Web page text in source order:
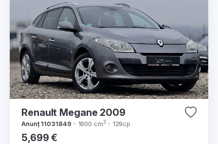
Renault Megane 2009
Anunț 11031849 1900 cm3 129cp
5,699 €